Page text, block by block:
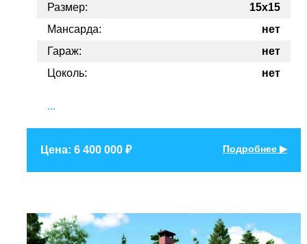
Размер:
15x15
Мансарда:
нет
Гараж:
нет
Цоколь:
нет
...
Цена: 6 400 000 ₽ Подробнее ▶